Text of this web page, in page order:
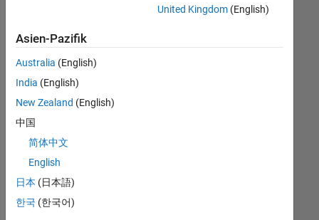
noch
keine
offenen
Stellen
können,
die
Ihren
entsprechen,
werden
United Kingdom(English)
Asien-Pazifik
Australia (English)
India (English)
New Zealand (English)
中国
简体中文
English
日本 (日本語)
한국 (한국어)